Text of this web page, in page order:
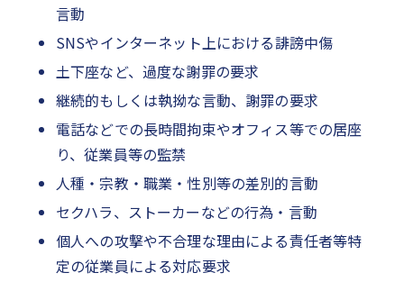
言動
SNSやインターネット上における誹謗中傷
土下座など、過度な謝罪の要求
継続的もしくは執拗な言動、謝罪の要求
電話などでの長時間拘束やオフィス等での居座
り、従業員等の監禁
人種・宗教・職業・性別等の差別的言動
セクハラ、ストーカーなどの行為・言動
個人への攻撃や不合理な理由による責任者等特
定の従業員による対応要求